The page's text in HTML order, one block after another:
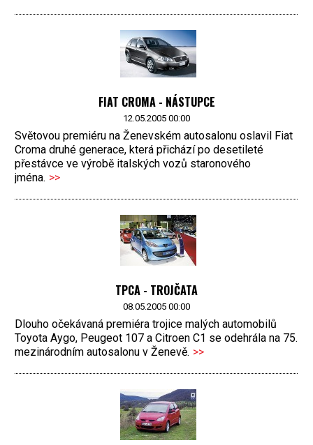
FIAT CROMA - NÁSTUPCE
12.05.2005 00:00
Světovou premiéru na Ženevském autosalonu oslavil Fiat
Croma druhé generace, která přichází po desetileté
přestávce ve výrobě italských vozů staronového
jména. >>
TPCA - TROJČATA
08.05.2005 00:00
Dlouho očekávaná premiéra trojice malých automobilů
Toyota Aygo, Peugeot 107 a Citroen C1 se odehrála na 75.
mezinárodním autosalonu v Ženevě. >>